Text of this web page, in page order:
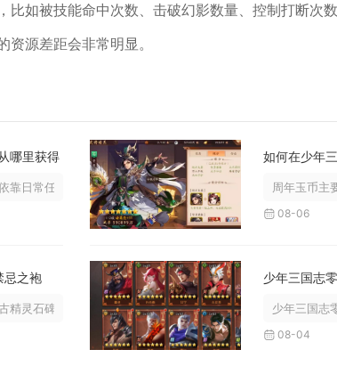
比如被技能命中次数、击破幻影数量、控制打断次
源差距会非常明显。
哪里获得
靠日常任务清理、战魂分解、各大功勋商店兑... 周年玉币主
08-06
忌之袍
精灵石碑五阶段前置任务、通关遗迹九层击杀... 少年三国志
08-04